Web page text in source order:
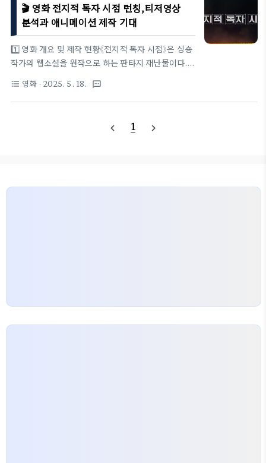
망한 세계에서 살아남는 세 가지 방법』(줄여서 ‘멸살
법’)이 현실로 전이되면서, 독자는 “소설의 전지 정보
를 가진 단 한 사람”이자 현실 플레이어가 된다.완결
직후 네이버 웹툰으로 리메이크돼 글로벌 독자층을 넓
혔고, 2024년에는 Studio RED DOG이 애니메이
의 피드백과 작가의 설계를 한 편의 본격 서사로 구현
하고 싶었다”고 밝힌 바 있..
🎬 영화 전지적 독자 시점 런칭,티저영상
분석과 애니메이션 제작 기대
1️⃣ 영화 개요 및 제작 현황《전지적 독자 시점》은 싱숑
작가의 웹소설을 원작으로 하는 판타지 재난물이다.
이버 웹툰으로 재구성되어 글로벌 팬덤을 형성했다.
2025년 실사 영화로 개봉을 앞두고 있으며, 주인공
유의 세계관과 몰입감 넘치는 전개를 어떻게 영화에
특히 이지혜 캐릭터가 이순신의 후원을 받았다는 설정
format_list_bulleted 영화 · 2025. 5. 18. textsms
navigate_before 1 navigate_next